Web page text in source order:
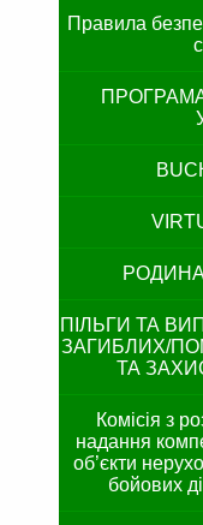
Правила
ПІЛЬГИ ТА
ЗАГИБЛИХ/
ТА
Комісія з
надання
об’єкти
бойових